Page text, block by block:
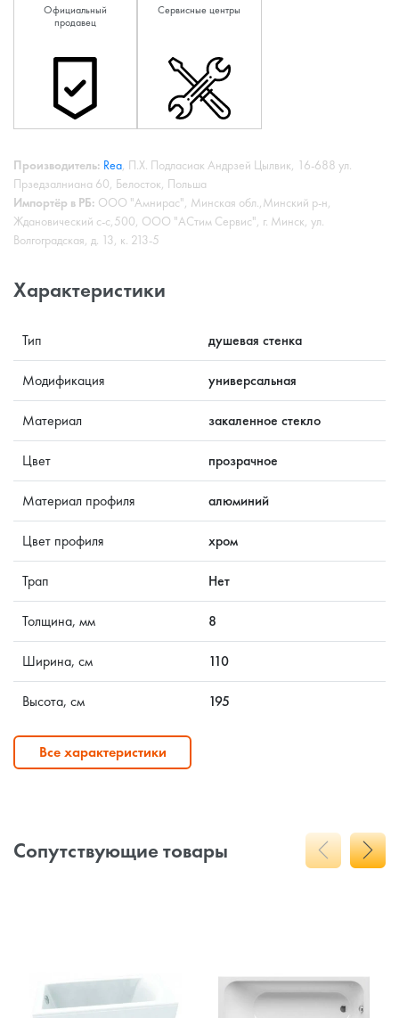
Официальный
продавец
Сервисные центры
Производитель: Rea , П.Х. Подласиак Андрзей Цылвик, 16-688 ул.
Прзедзалниана 60, Белосток, Польша
Импортёр в РБ: ООО "Амнирас", Минская обл.,Минский р-н,
Ждановический с-с,500, ООО "АСтим Сервис", г. Минск, ул.
Волгоградская, д. 13, к. 213-5
Характеристики
Тип душевая стенка
Модификация универсальная
Материал закаленное стекло
Цвет прозрачное
Материал профиля алюминий
Цвет профиля хром
Трап Нет
Толщина, мм 8
Ширина, см 110
Высота, см 195
Все характеристики
Сопутствующие товары